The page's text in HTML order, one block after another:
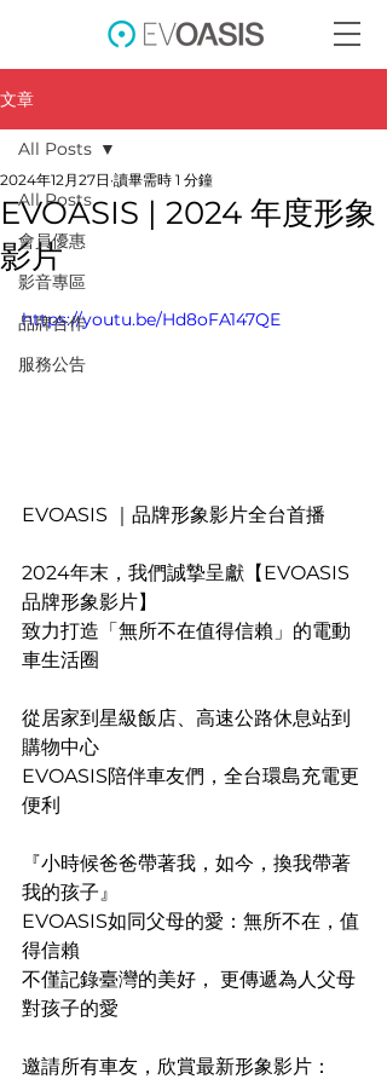
文章
All Posts
會員優惠
影音專區
品牌合作
服務公告
All Posts
EVOASIS | 2024 年度形象
影片
2024年12月27日 讀畢需時 1 分鐘
https://youtu.be/Hd8oFA147QE
EVOASIS ｜品牌形象影片全台首播
2024年末，我們誠摯呈獻【EVOASIS
品牌形象影片】​
致力打造「無所不在值得信賴」的電動
車生活圈​
從居家到星級飯店、高速公路休息站到
購物中心​
EVOASIS陪伴車友們，全台環島充電更
便利
『小時候爸爸帶著我，如今，換我帶著
我的孩子』​
EVOASIS如同父母的愛：無所不在，值
得信賴
不僅記錄臺灣的美好， 更傳遞為人父母
對孩子的愛​
邀請所有車友，欣賞最新形象影片：​